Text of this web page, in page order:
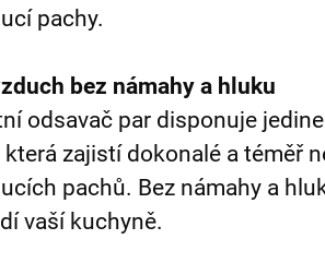
pachy.
bez námahy a hluku
odsavač par disponuje
která zajistí dokonalé a téměř
pachů. Bez námahy a
vaší kuchyně.